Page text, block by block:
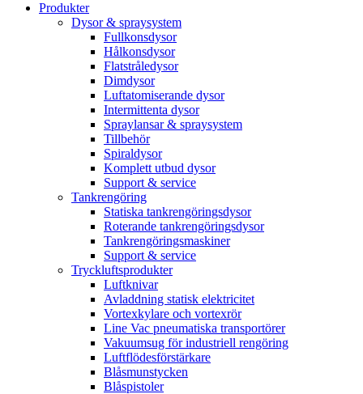
Produkter
Dysor & spraysystem
Fullkonsdysor
Hålkonsdysor
Flatstråledysor
Dimdysor
Luftatomiserande dysor
Intermittenta dysor
Spraylansar & spraysystem
Tillbehör
Spiraldysor
Komplett utbud dysor
Support & service
Tankrengöring
Statiska tankrengöringsdysor
Roterande tankrengöringsdysor
Tankrengöringsmaskiner
Support & service
Tryckluftsprodukter
Luftknivar
Avladdning statisk elektricitet
Vortexkylare och vortexrör
Line Vac pneumatiska transportörer
Vakuumsug för industriell rengöring
Luftflödesförstärkare
Blåsmunstycken
Blåspistoler